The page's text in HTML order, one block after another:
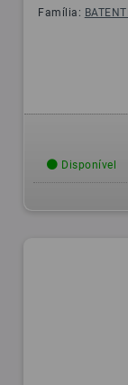
Família:
Disponível